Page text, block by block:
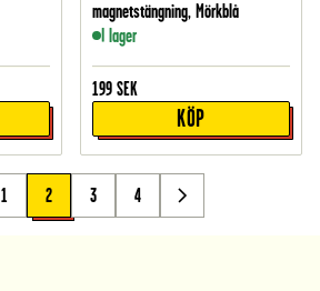
magnetstängning, Mörkblå
I lager
199 SEK
KÖP
1 2 3 4